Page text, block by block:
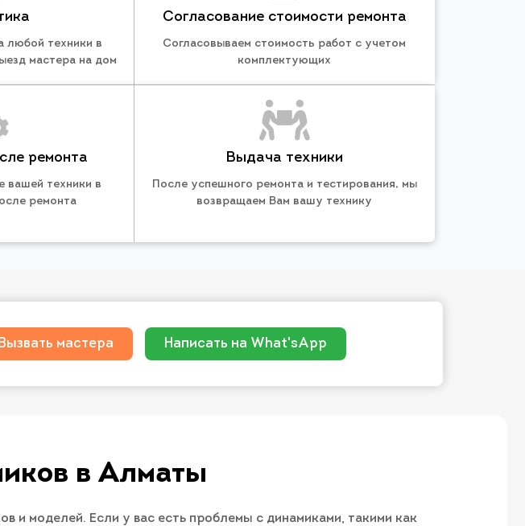
любой техники в
мастера на дом
Согласование стоимости ремонта
Согласовываем стоимость работ с учетом
комплектующих
ремонта
вашей техники в
ремонта
Выдача техники
После успешного ремонта и тестирования, мы
возвращаем Вам вашу технику
Вызвать мастера Написать на What'sApp
в Алматы
и моделей. Если у вас есть проблемы с динамиками, такими как